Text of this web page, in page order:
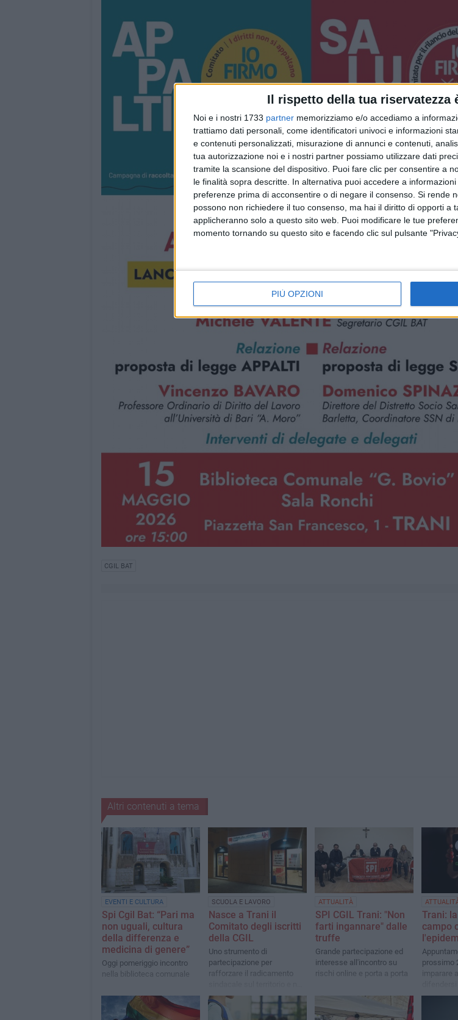
Il rispetto della tua riservatezza
Noi e i nostri 1733 partner memorizziamo e/o accediamo a
trattiamo dati personali, come identificatori univoci e informazioni
e contenuti personalizzati, misurazione di annunci e contenuti,
tua autorizzazione noi e i nostri partner possiamo utilizzare dati
tramite la scansione del dispositivo. Puoi fare clic per consentire a
le finalità sopra descritte. In alternativa puoi accedere a
preferenze prima di acconsentire o di negare il consenso. Si rende
possono non richiedere il tuo consenso, ma hai il diritto di opporti a
applicheranno solo a questo sito web. Puoi modificare le tue
momento tornando su questo sito e facendo clic sul pulsante
PIÙ OPZIONI
CGIL BAT
Altri contenuti a tema
EVENTI E CULTURA
Spi Cgil Bat: “Pari ma
non uguali, cultura
della differenza e
medicina di genere”
Oggi pomeriggio incontro
nella biblioteca comunale
SCUOLA E LAVORO
Nasce a Trani il
Comitato degli iscritti
della CGIL
Uno strumento di
partecipazione per
rafforzare il radicamento
luoghi di lavoro
ATTUALITÀ
SPI CGIL Trani: "Non
farti ingannare" dalle
truffe
Grande partecipazione ed
interesse all'incontro su
rischi online e porta a porta
Trani:
campo
prossimo
imparare
e "fisiche"